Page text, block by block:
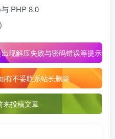
PHP 8.0
现解压失败与密码错误等提示
有不妥联系站长删除
来投稿文章